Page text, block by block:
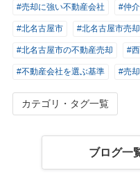
#売却に強い不動産会社 #仲
#北名古屋市 #北名古屋市売却
#北名古屋市の不動産売却 #
#不動産会社を選ぶ基準 #売
カテゴリ・タグ一覧
ブログ一